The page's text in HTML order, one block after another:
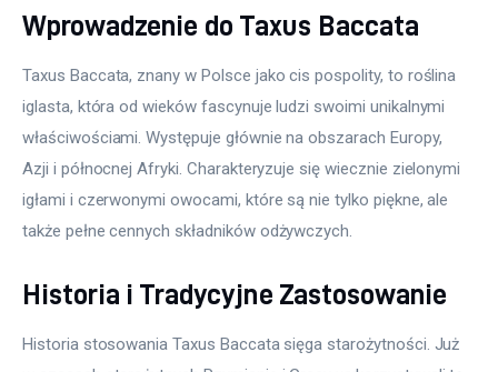
Wprowadzenie do Taxus Baccata
Taxus Baccata, znany w Polsce jako cis pospolity, to roślina
iglasta, która od wieków fascynuje ludzi swoimi unikalnymi
właściwościami. Występuje głównie na obszarach Europy,
Azji i północnej Afryki. Charakteryzuje się wiecznie zielonymi
igłami i czerwonymi owocami, które są nie tylko piękne, ale
także pełne cennych składników odżywczych.
Historia i Tradycyjne Zastosowanie
Historia stosowania Taxus Baccata sięga starożytności. Już